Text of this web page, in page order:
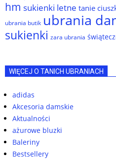
hm sukienki letne tanie
ubrania butik ubrania
sukienki zara ubrania
WIĘCEJ O TANICH UBRANIACH
adidas
Akcesoria damskie
Aktualności
ażurowe bluzki
Baleriny
Bestsellery